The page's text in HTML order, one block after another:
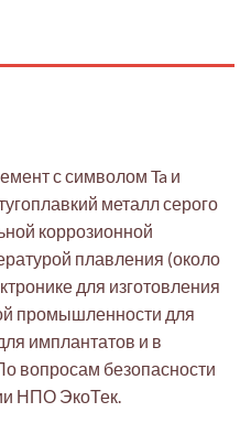
с символом Ta и
металл серого
коррозионной
плавления (около
для изготовления
промышленности для
имплантатов и в
вопросам безопасности
НПО ЭкоТек.